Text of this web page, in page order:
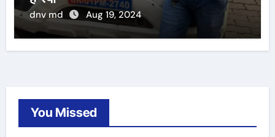
dnv md Aug 19, 2024
You Missed